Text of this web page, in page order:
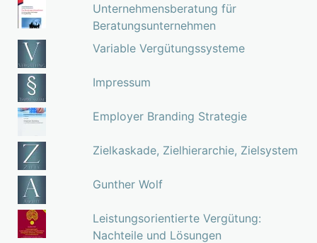
Unternehmensberatung für
Beratungsunternehmen
Variable Vergütungssysteme
Impressum
Employer Branding Strategie
Zielkaskade, Zielhierarchie, Zielsystem
Gunther Wolf
Leistungsorientierte Vergütung:
Nachteile und Lösungen